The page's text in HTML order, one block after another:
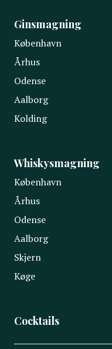
Ginsmagning
København
Århus
Odense
Aalborg
Kolding
Whiskysmagning
København
Århus
Odense
Aalborg
Skjern
Køge
Cocktails